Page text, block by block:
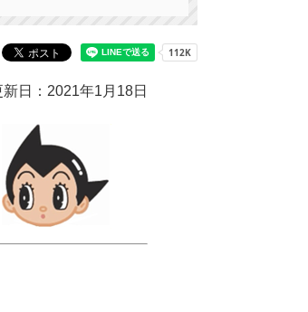
新日：2021年1月18日